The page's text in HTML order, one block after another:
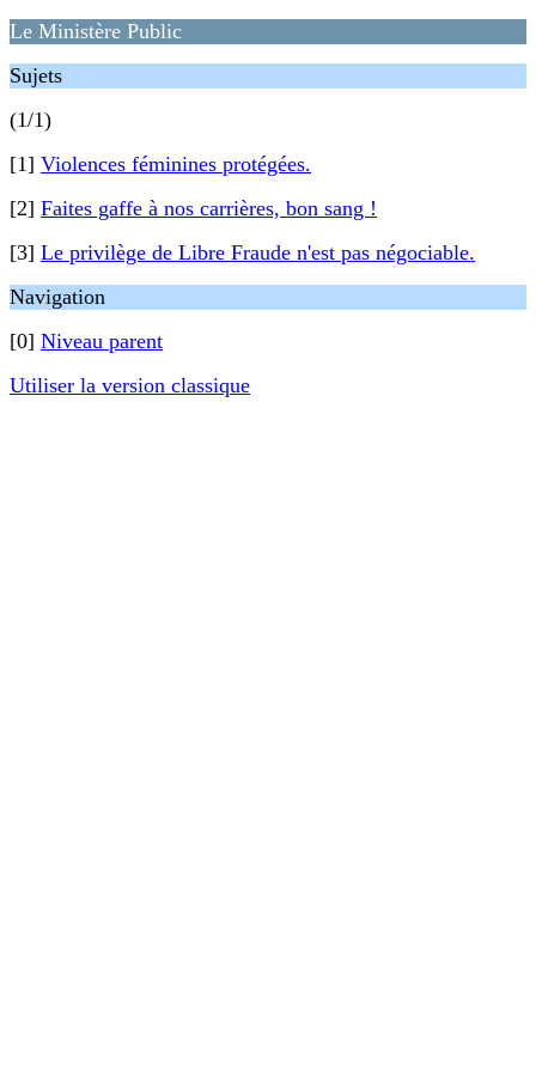
Le Ministère Public
Sujets
(1/1)
[1] Violences féminines protégées.
[2] Faites gaffe à nos carrières, bon sang !
[3] Le privilège de Libre Fraude n'est pas négociable.
Navigation
[0] Niveau parent
Utiliser la version classique